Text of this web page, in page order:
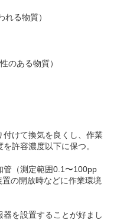
る物質）
のある物質）
けて換気を良くし、作業
許容濃度以下に保つ。
管（測定範囲0.1〜100pp
の開放時などに作業環境
を設置することが好まし